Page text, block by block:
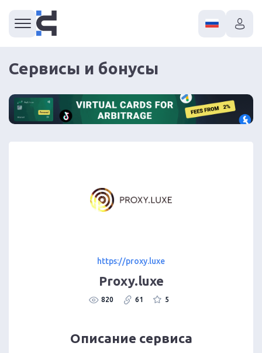
Сервисы и бонусы
https://proxy.luxe
Proxy.luxe
820 61 5
Описание сервиса